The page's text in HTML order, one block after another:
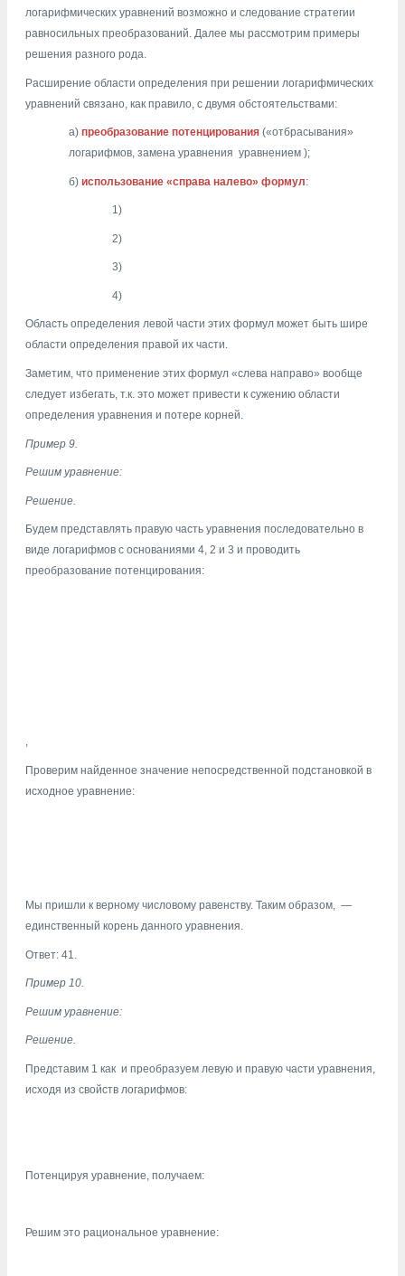
логарифмических уравнений возможно и следование стратегии
равносильных преобразований. Далее мы рассмотрим примеры
решения разного рода.
Расширение области определения при решении логарифмических
уравнений связано, как правило, с двумя обстоятельствами:
а) преобразование потенцирования («отбрасывания»
логарифмов, замена уравнения уравнением );
б) использование «справа налево» формул:
1)
2)
3)
4)
Область определения левой части этих формул может быть шире
области определения правой их части.
Заметим, что применение этих формул «слева направо» вообще
следует избегать, т.к. это может привести к сужению области
определения уравнения и потере корней.
Пример 9.
Решим уравнение:
Решение.
Будем представлять правую часть уравнения последовательно в
виде логарифмов с основаниями 4, 2 и 3 и проводить
преобразование потенцирования:
,
Проверим найденное значение непосредственной подстановкой в
исходное уравнение:
Мы пришли к верному числовому равенству. Таким образом, —
единственный корень данного уравнения.
Ответ: 41.
Пример 10.
Решим уравнение:
Решение.
Представим 1 как и преобразуем левую и правую части уравнения,
исходя из свойств логарифмов:
Потенцируя уравнение, получаем:
Решим это рациональное уравнение: